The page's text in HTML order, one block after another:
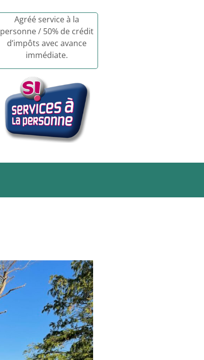
Agréé service à la
personne / 50% de crédit
d’impôts avec avance
immédiate.